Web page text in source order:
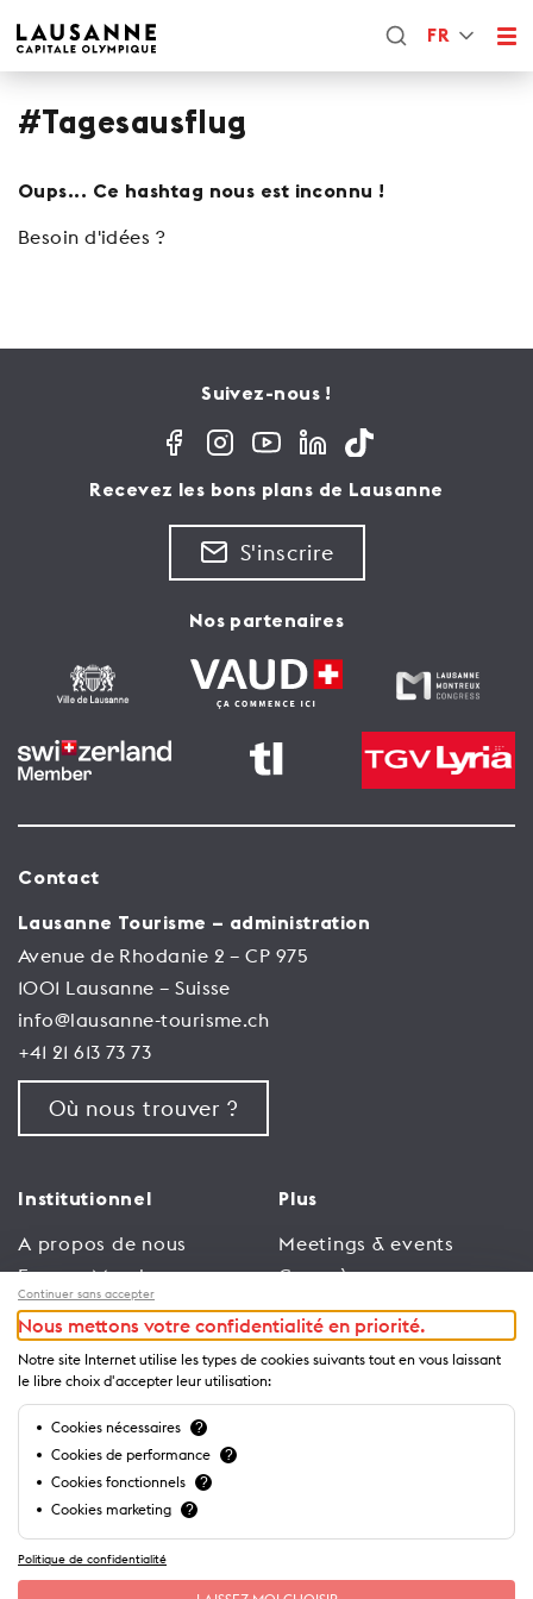
FR
#Tagesausflug
Oups... Ce hashtag nous est inconnu !
Besoin d'idées ?
Suivez-nous !
Recevez les bons plans de Lausanne
S'inscrire
Nos partenaires
Contact
Lausanne Tourisme – administration
Avenue de Rhodanie 2 – CP 975
1001 Lausanne – Suisse
info@lausanne-tourisme.ch
+41 21 613 73 73
Où nous trouver ?
Institutionnel
A propos de nous
Espace Membres
Emploi
Conditions générales
d’utilisation
Politique de
confidentialité
Plus
Meetings & events
Congrès
Trade
Espace Médias
Annonceurs
Brochures et guides
Continuer sans accepter
Nous mettons votre confidentialité en priorité.
Notre site Internet utilise les types de cookies suivants tout en vous laissant
le libre choix d'accepter leur utilisation:
Cookies nécessaires ?
Cookies de performance ?
Cookies fonctionnels ?
Cookies marketing ?
Politique de confidentialité